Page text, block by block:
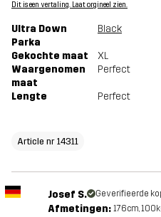
Dit is een vertaling. Laat orgineel zien.
Ultra Down
Parka
Black
Gekochte maat
XL
Waargenomen
maat
Perfect
Lengte Perfect
Article nr 14311
Josef S. Geverifieerde
Afmetingen: 176cm,